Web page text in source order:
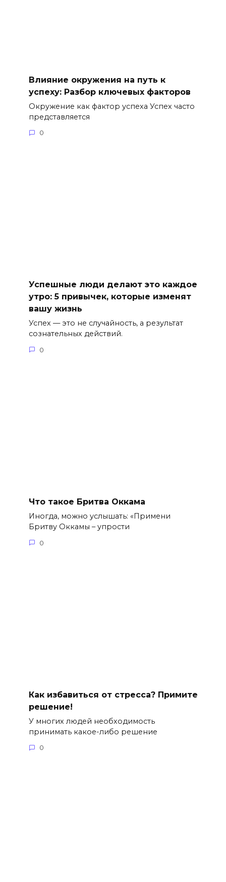
Влияние окружения на путь к
успеху: Разбор ключевых факторов
Окружение как фактор успеха Успех часто
представляется
0
Успешные люди делают это каждое
утро: 5 привычек, которые изменят
вашу жизнь
Успех — это не случайность, а результат
сознательных действий.
0
Что такое Бритва Оккама
Иногда, можно услышать: «Примени
Бритву Оккамы – упрости
0
Как избавиться от стресса? Примите
решение!
У многих людей необходимость
принимать какое-либо решение
0